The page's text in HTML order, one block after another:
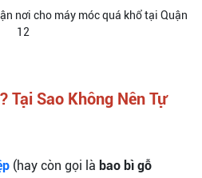
Tại Sao Không Nên Tự
(hay còn gọi là bao bì gỗ